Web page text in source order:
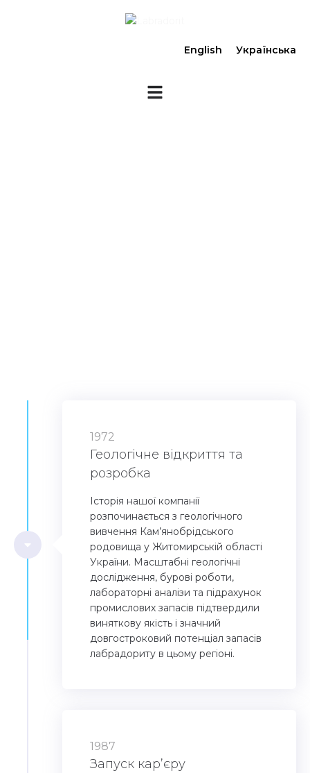
English Українська
1972
Геологічне відкриття та
розробка
Історія нашої компанії
розпочинається з геологічного
вивчення Кам’янобрідського
родовища у Житомирській області
України. Масштабні геологічні
дослідження, бурові роботи,
лабораторні аналізи та підрахунок
промислових запасів підтвердили
виняткову якість і значний
довгостроковий потенціал запасів
лабрадориту в цьому регіоні.
1987
Запуск кар’єру